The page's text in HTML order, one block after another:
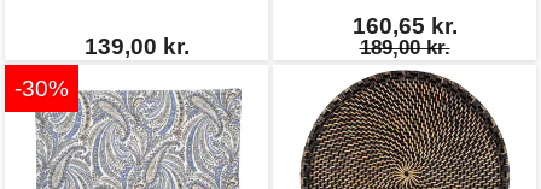
139,00 kr.
160,65 kr.
189,00 kr.
-30%